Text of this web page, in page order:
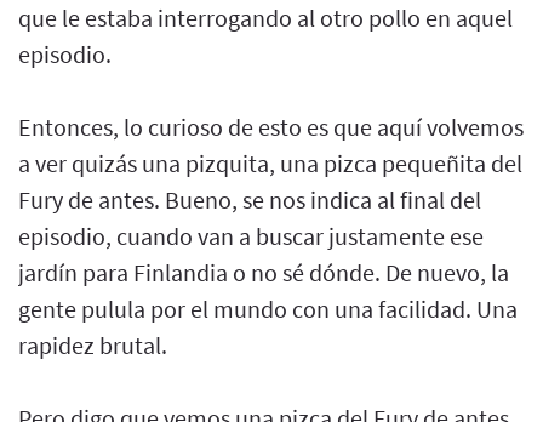
que le estaba interrogando al otro pollo en aquel
episodio.
Entonces, lo curioso de esto es que aquí volvemos
a ver quizás una pizquita, una pizca pequeñita del
Fury de antes. Bueno, se nos indica al final del
episodio, cuando van a buscar justamente ese
jardín para Finlandia o no sé dónde. De nuevo, la
gente pulula por el mundo con una facilidad. Una
rapidez brutal.